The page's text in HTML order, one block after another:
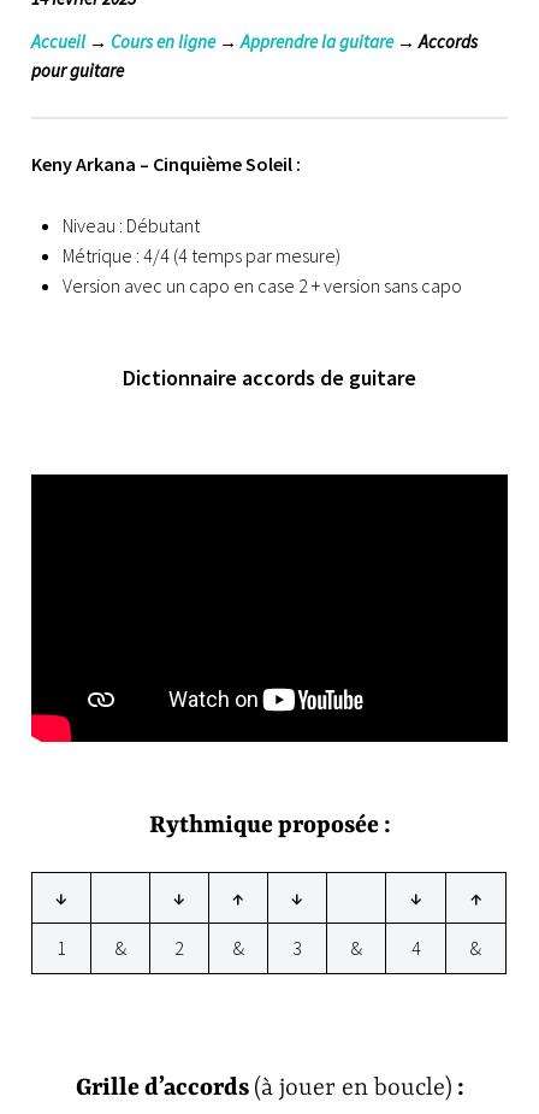
Accueil→Cours en ligne→Apprendre la guitare→ Accords
pour guitare
Keny Arkana – Cinquième Soleil :
Niveau : Débutant
Métrique : 4/4 (4 temps par mesure)
Version avec un capo en case 2 + version sans capo
Dictionnaire accords de guitare
Rythmique proposée :
↓ ↓ ↑ ↓ ↓ ↑
1 & 2 & 3 & 4 &
Grille d’accords (à jouer en boucle) :